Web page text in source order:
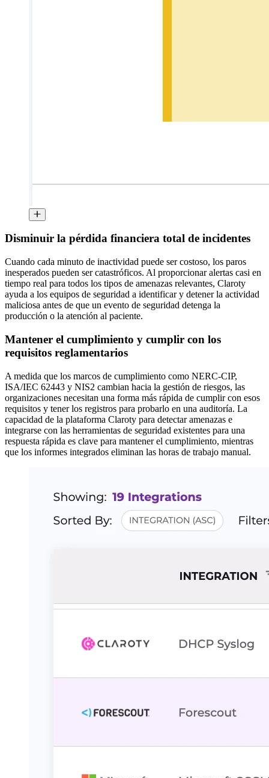
Disminuir la pérdida financiera total de incidentes
Cuando cada minuto de inactividad puede ser costoso, los paros
inesperados pueden ser catastróficos. Al proporcionar alertas casi en
tiempo real para todos los tipos de amenazas relevantes, Claroty
ayuda a los equipos de seguridad a identificar y detener la actividad
maliciosa antes de que un evento de seguridad detenga la
producción o la atención al paciente.
Mantener el cumplimiento y cumplir con los
requisitos reglamentarios
A medida que los marcos de cumplimiento como NERC-CIP,
ISA/IEC 62443 y NIS2 cambian hacia la gestión de riesgos, las
organizaciones necesitan una forma más rápida de cumplir con esos
requisitos y tener los registros para probarlo en una auditoría. La
capacidad de la plataforma Claroty para detectar amenazas e
integrarse con las herramientas de seguridad existentes para una
respuesta rápida es clave para mantener el cumplimiento, mientras
que los informes integrados eliminan las horas de trabajo manual.